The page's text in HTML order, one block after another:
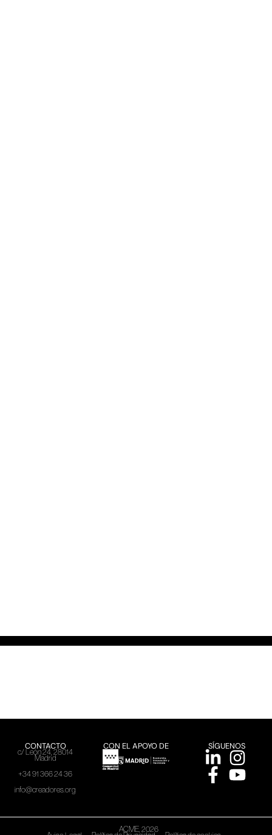
CONTACTO
c/ León 24, 28014
Madrid
+34 91 366 24 36
info@creadores.org
CON EL APOYO DE SÍGUENOS
ACME, 2026